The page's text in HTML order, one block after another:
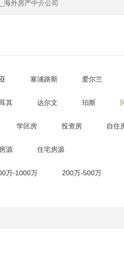
海外房产中介公司
塞浦路斯 爱尔兰
其 达尔文 珀斯
学区房 投资房 自住
源 住宅房源
万-1000万 200万-500万